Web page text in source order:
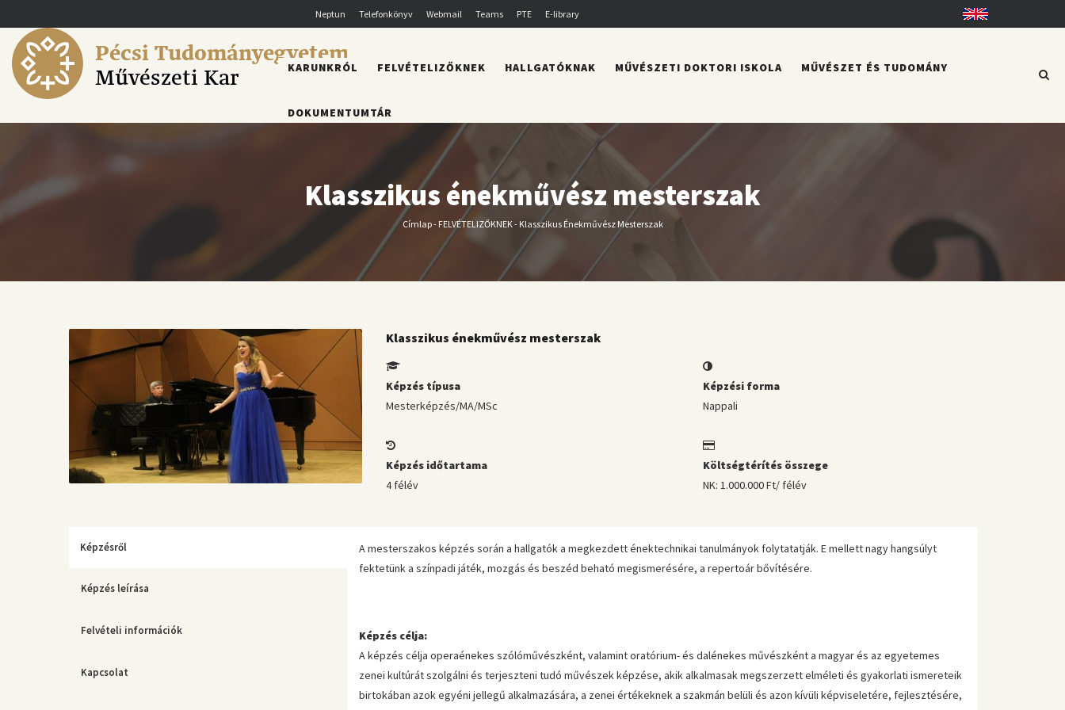
a
tartalomra
Neptun Telefonkönyv Webmail Teams PTE E-library English
Pécsi Tudományegyetem
Művészeti Kar
FŐMENÜ
KARUNKRÓL FELVÉTELIZŐKNEK HALLGATÓKNAK MŰVÉSZETI DOKTORI ISKOLA MŰVÉSZET ÉS TUDOMÁNY
DOKUMENTUMTÁR
Klasszikus énekművész mesterszak
Morzsa
Címlap- FELVÉTELIZŐKNEK - Klasszikus Énekművész Mesterszak
Klasszikus énekművész mesterszak
Képzés típusa
Mesterképzés/MA/MSc
Képzési forma
Nappali
Képzés időtartama
4 félév
Költségtérítés összege
NK: 1.000.000 Ft/ félév
Képzésről
Képzés leírása
Felvételi információk
Kapcsolat
A mesterszakos képzés során a hallgatók a megkezdett énektechnikai tanulmányok folytatatják. E mellett nagy hangsúlyt
fektetünk a színpadi játék, mozgás és beszéd beható megismerésére, a repertoár bővítésére.
Képzés célja:
A képzés célja operaénekes szólóművészként, valamint oratórium- és dalénekes művészként a magyar és az egyetemes
zenei kultúrát szolgálni és terjeszteni tudó művészek képzése, akik alkalmasak megszerzett elméleti és gyakorlati ismereteik
birtokában azok egyéni jellegű alkalmazására, a zenei értékeknek a szakmán belüli és azon kívüli képviseletére, fejlesztésére,